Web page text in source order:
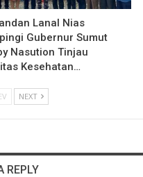
Lanal Nias
Gubernur Sumut
Nasution Tinjau
Kesehatan…
NEXT
REPLY